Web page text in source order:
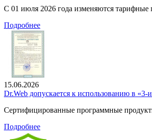
С 01 июля 2026 года изменяются
Подробнее
15.06.2026
Dr.Web допускается к использованию в «3-
Сертифицированные программные
Подробнее